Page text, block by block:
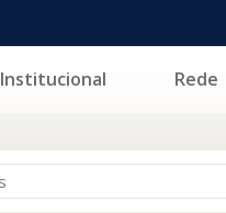
Institucional Rede